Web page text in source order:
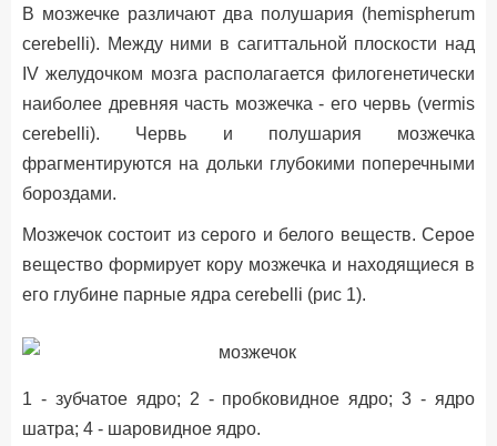
В мозжечке различают два полушария (hemispherum
cerebelli). Между ними в сагиттальной плоскости над
IV желудочком мозга располагается филогенетически
наиболее древняя часть мозжечка - его червь (vermis
cerebelli). Червь и полушария мозжечка
фрагментируются на дольки глубокими поперечными
бороздами.
Мозжечок состоит из серого и белого веществ. Серое
вещество формирует кору мозжечка и находящиеся в
его глубине парные ядра cerebelli (рис 1).
1 - зубчатое ядро; 2 - пробковидное ядро; 3 - ядро
шатра; 4 - шаровидное ядро.